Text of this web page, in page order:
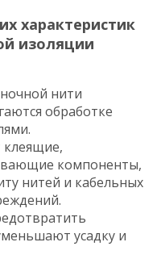
характеристик
изоляции
нити
обработке
компоненты,
нитей и кабельных
усадку и